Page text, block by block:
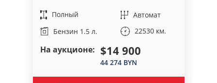
Полный
Автомат
Бензин 1.5 л.
22530 км.
На аукционе: $14 900
44 274 BYN